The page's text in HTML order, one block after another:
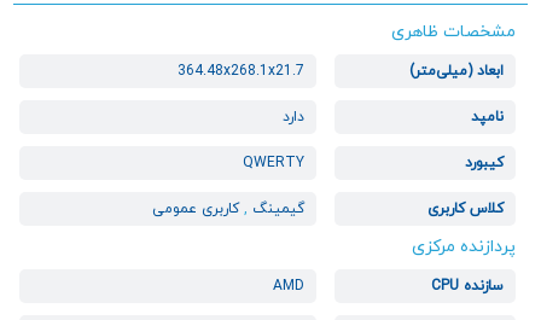
مشخصات ظاهری
ابعاد (میلی‌متر) 364.48x268.1x21.7
نامپد دارد
کیبورد QWERTY
کلاس کاربری گیمینگ ,کاربری عمومی
پردازنده مرکزی
سازنده CPU AMD